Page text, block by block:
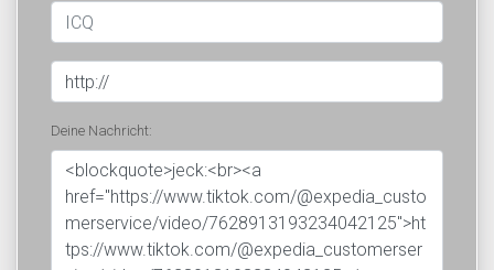
Deine Nachricht: